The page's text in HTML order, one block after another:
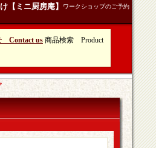
【ミニ厨房庵】
ワークショップのご予約
Contact us 商品検索 Product